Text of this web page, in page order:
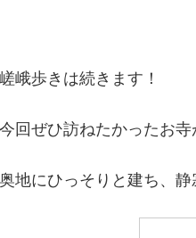
峨歩きは続きます！
回ぜひ訪ねたかったお寺
地にひっそりと建ち、